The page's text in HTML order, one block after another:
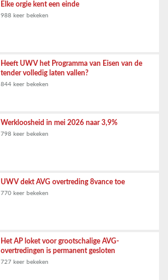
Elke orgie kent een einde
988 keer bekeken
Heeft UWV het Programma van Eisen van de
tender volledig laten vallen?
844 keer bekeken
Werkloosheid in mei 2026 naar 3,9%
798 keer bekeken
UWV dekt AVG overtreding 8vance toe
770 keer bekeken
Het AP loket voor grootschalige AVG-
overtredingen is permanent gesloten
727 keer bekeken